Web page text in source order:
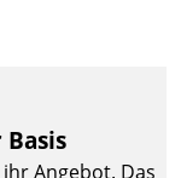
Angebot. Das